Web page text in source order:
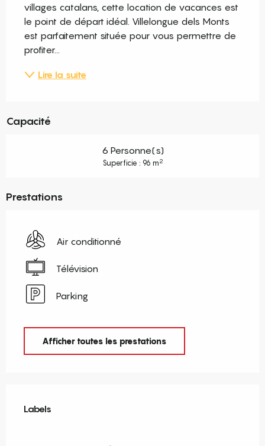
villages catalans, cette location de vacances est
le point de départ idéal. Villelongue dels Monts
est parfaitement située pour vous permettre de
profiter...
Lire la suite
Capacité
6 Personne(s)
Superficie : 96 m2
Prestations
Air conditionné
Télévision
Parking
Afficher toutes les prestations
Labels
Labels